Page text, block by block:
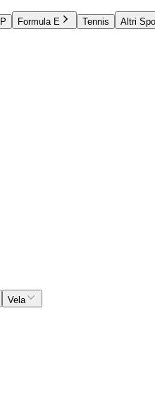
Formula E Tennis Altri
Vela